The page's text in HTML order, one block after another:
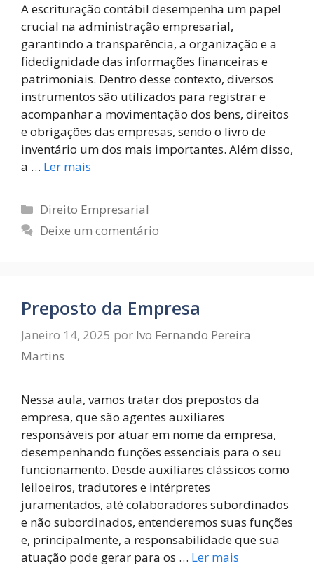
A escrituração contábil desempenha um papel
crucial na administração empresarial,
garantindo a transparência, a organização e a
fidedignidade das informações financeiras e
patrimoniais. Dentro desse contexto, diversos
instrumentos são utilizados para registrar e
acompanhar a movimentação dos bens, direitos
e obrigações das empresas, sendo o livro de
inventário um dos mais importantes. Além disso,
a … Ler mais
Direito Empresarial
Deixe um comentário
Preposto da Empresa
Janeiro 14, 2025 por Ivo Fernando Pereira
Martins
Nessa aula, vamos tratar dos prepostos da
empresa, que são agentes auxiliares
responsáveis por atuar em nome da empresa,
desempenhando funções essenciais para o seu
funcionamento. Desde auxiliares clássicos como
leiloeiros, tradutores e intérpretes
juramentados, até colaboradores subordinados
e não subordinados, entenderemos suas funções
e, principalmente, a responsabilidade que sua
atuação pode gerar para os … Ler mais